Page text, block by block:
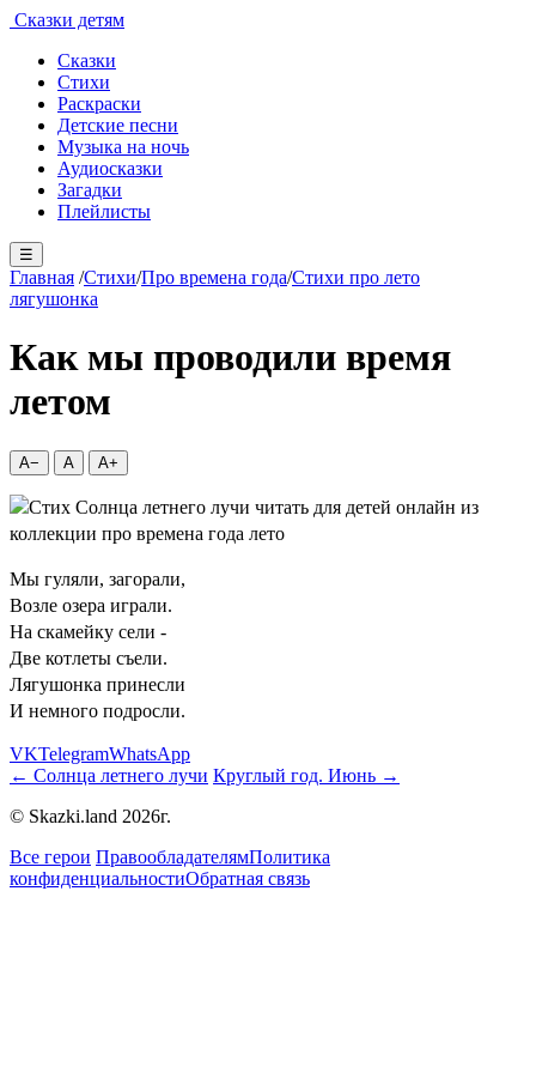
Сказки детям
Сказки
Стихи
Раскраски
Детские песни
Музыка на ночь
Аудиосказки
Загадки
Плейлисты
☰
Главная /Стихи/Про времена года/Стихи про лето
лягушонка
Как мы проводили время
летом
A− A A+
Мы гуляли, загорали,
Возле озера играли.
На скамейку сели -
Две котлеты съели.
Лягушонка принесли
И немного подросли.
VKTelegramWhatsApp
← Солнца летнего лучи Круглый год. Июнь →
© Skazki.land 2026г.
Все герои ПравообладателямПолитика
конфиденциальностиОбратная связь